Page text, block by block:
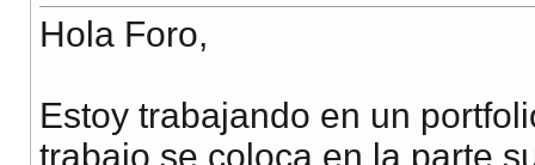
Hola Foro,
Estoy trabajando en un
trabajo se coloca en la parte